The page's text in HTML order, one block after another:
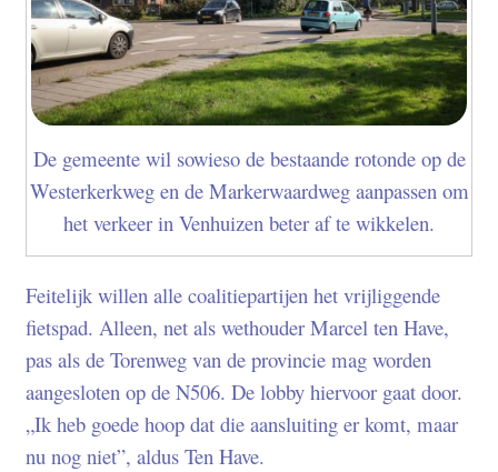
De gemeente wil sowieso de bestaande rotonde op de
Westerkerkweg en de Markerwaardweg aanpassen om
het verkeer in Venhuizen beter af te wikkelen.
Feitelijk willen alle coalitiepartijen het vrijliggende
fietspad. Alleen, net als wethouder Marcel ten Have,
pas als de Torenweg van de provincie mag worden
aangesloten op de N506. De lobby hiervoor gaat door.
„Ik heb goede hoop dat die aansluiting er komt, maar
nu nog niet”, aldus Ten Have.